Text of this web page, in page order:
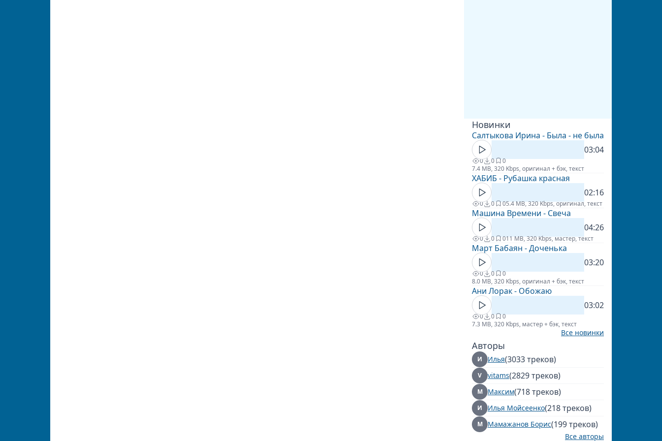
Новинки
Салтыкова Ирина - Была - не была
03:04
0 0
0
7.4 MB, 320 Kbps, оригинал + бэк, текст
ХАБИБ - Рубашка красная
02:16
0 0 05.4 MB, 320 Kbps, оригинал, текст
Машина Времени - Свеча
04:26
0 0 011 MB, 320 Kbps, мастер, текст
Март Бабаян - Доченька
03:20
0 0
0
8.0 MB, 320 Kbps, оригинал + бэк, текст
Ани Лорак - Обожаю
03:02
0 0
0
7.3 MB, 320 Kbps, мастер + бэк, текст
Все новинки
Авторы
И Илья(3033 треков)
V vitams(2829 треков)
М Максим(718 треков)
И Илья Мойсеенко(218 треков)
М Мамажанов Борис(199 треков)
Все авторы